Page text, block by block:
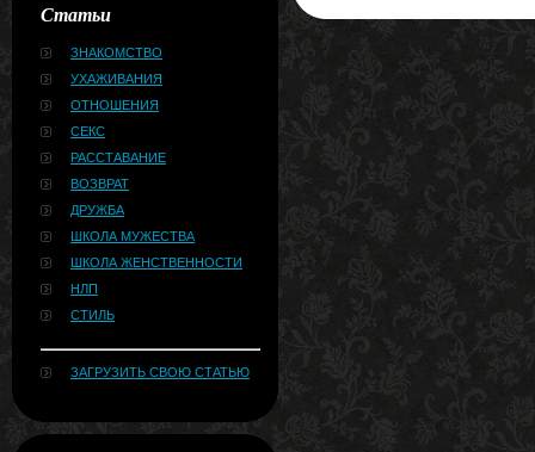
Статьи
ЗНАКОМСТВО
УХАЖИВАНИЯ
ОТНОШЕНИЯ
СЕКС
РАССТАВАНИЕ
ВОЗВРАТ
ДРУЖБА
ШКОЛА МУЖЕСТВА
ШКОЛА ЖЕНСТВЕННОСТИ
НЛП
СТИЛЬ
ЗАГРУЗИТЬ СВОЮ СТАТЬЮ